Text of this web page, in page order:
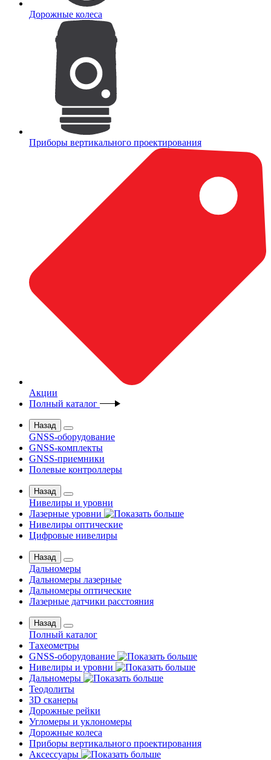
Дорожные колеса
Приборы вертикального проектирования
Акции
Полный каталог
Назад
GNSS-оборудование
GNSS-комплекты
GNSS-приемники
Полевые контроллеры
Назад
Нивелиры и уровни
Лазерные уровни
Нивелиры оптические
Цифровые нивелиры
Назад
Дальномеры
Дальномеры лазерные
Дальномеры оптические
Лазерные датчики расстояния
Назад
Полный каталог
Тахеометры
GNSS-оборудование
Нивелиры и уровни
Дальномеры
Теодолиты
3D сканеры
Дорожные рейки
Угломеры и уклономеры
Дорожные колеса
Приборы вертикального проектирования
Аксессуары